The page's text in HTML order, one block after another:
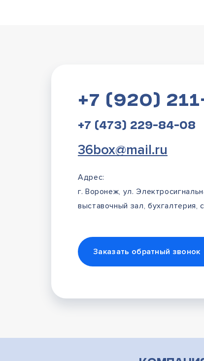
+7 (920)
+7 (473) 229-84-08
36box@mail.ru
Адрес:
г. Воронеж, ул.
выставочный зал, бухгалтерия,
Заказать обратный звонок